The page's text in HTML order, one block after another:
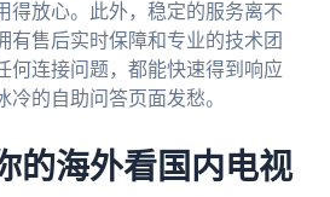
得放心。此外，稳定的服务离不
有售后实时保障和专业的技术团
何连接问题，都能快速得到响应
的自助问答页面发愁。
的海外看国内电视